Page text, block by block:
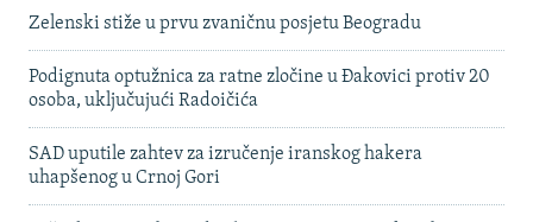
Zelenski stiže u prvu zvaničnu posjetu Beogradu
Podignuta optužnica za ratne zločine u Đakovici protiv 20
osoba, uključujući Radoičića
SAD uputile zahtev za izručenje iranskog hakera
uhapšenog u Crnoj Gori